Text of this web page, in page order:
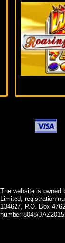
The website is owned
Limited, registration
134627, P.O. Box
number 8048/